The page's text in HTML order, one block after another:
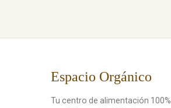
Espacio Orgánico
Tu centro de alimentación 100%